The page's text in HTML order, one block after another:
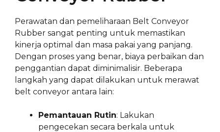
Perawatan dan pemeliharaan Belt Conveyor
Rubber sangat penting untuk memastikan
kinerja optimal dan masa pakai yang panjang.
Dengan proses yang benar, biaya perbaikan dan
penggantian dapat diminimalisir. Beberapa
langkah yang dapat dilakukan untuk merawat
belt conveyor antara lain:
Pemantauan Rutin: Lakukan
pengecekan secara berkala untuk